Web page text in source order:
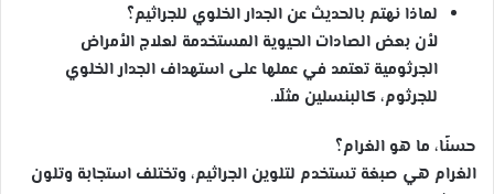
لماذا نهتم بالحديث عن الجدار الخلوي للجراثيم؟
لأن بعض الصادات الحيوية المستخدمة لعلاج الأمراض
الجرثومية تعتمد في عملها على استهداف الجدار الخلوي
للجرثوم، كالبنسلين مثلًا.
حسنًا، ما هو الغرام؟
الغرام هي صبغة تستخدم لتلوين الجراثيم، وتختلف استجابة وتلون